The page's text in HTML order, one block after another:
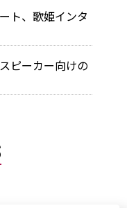
ト、歌姫インタ
ピーカー向けの